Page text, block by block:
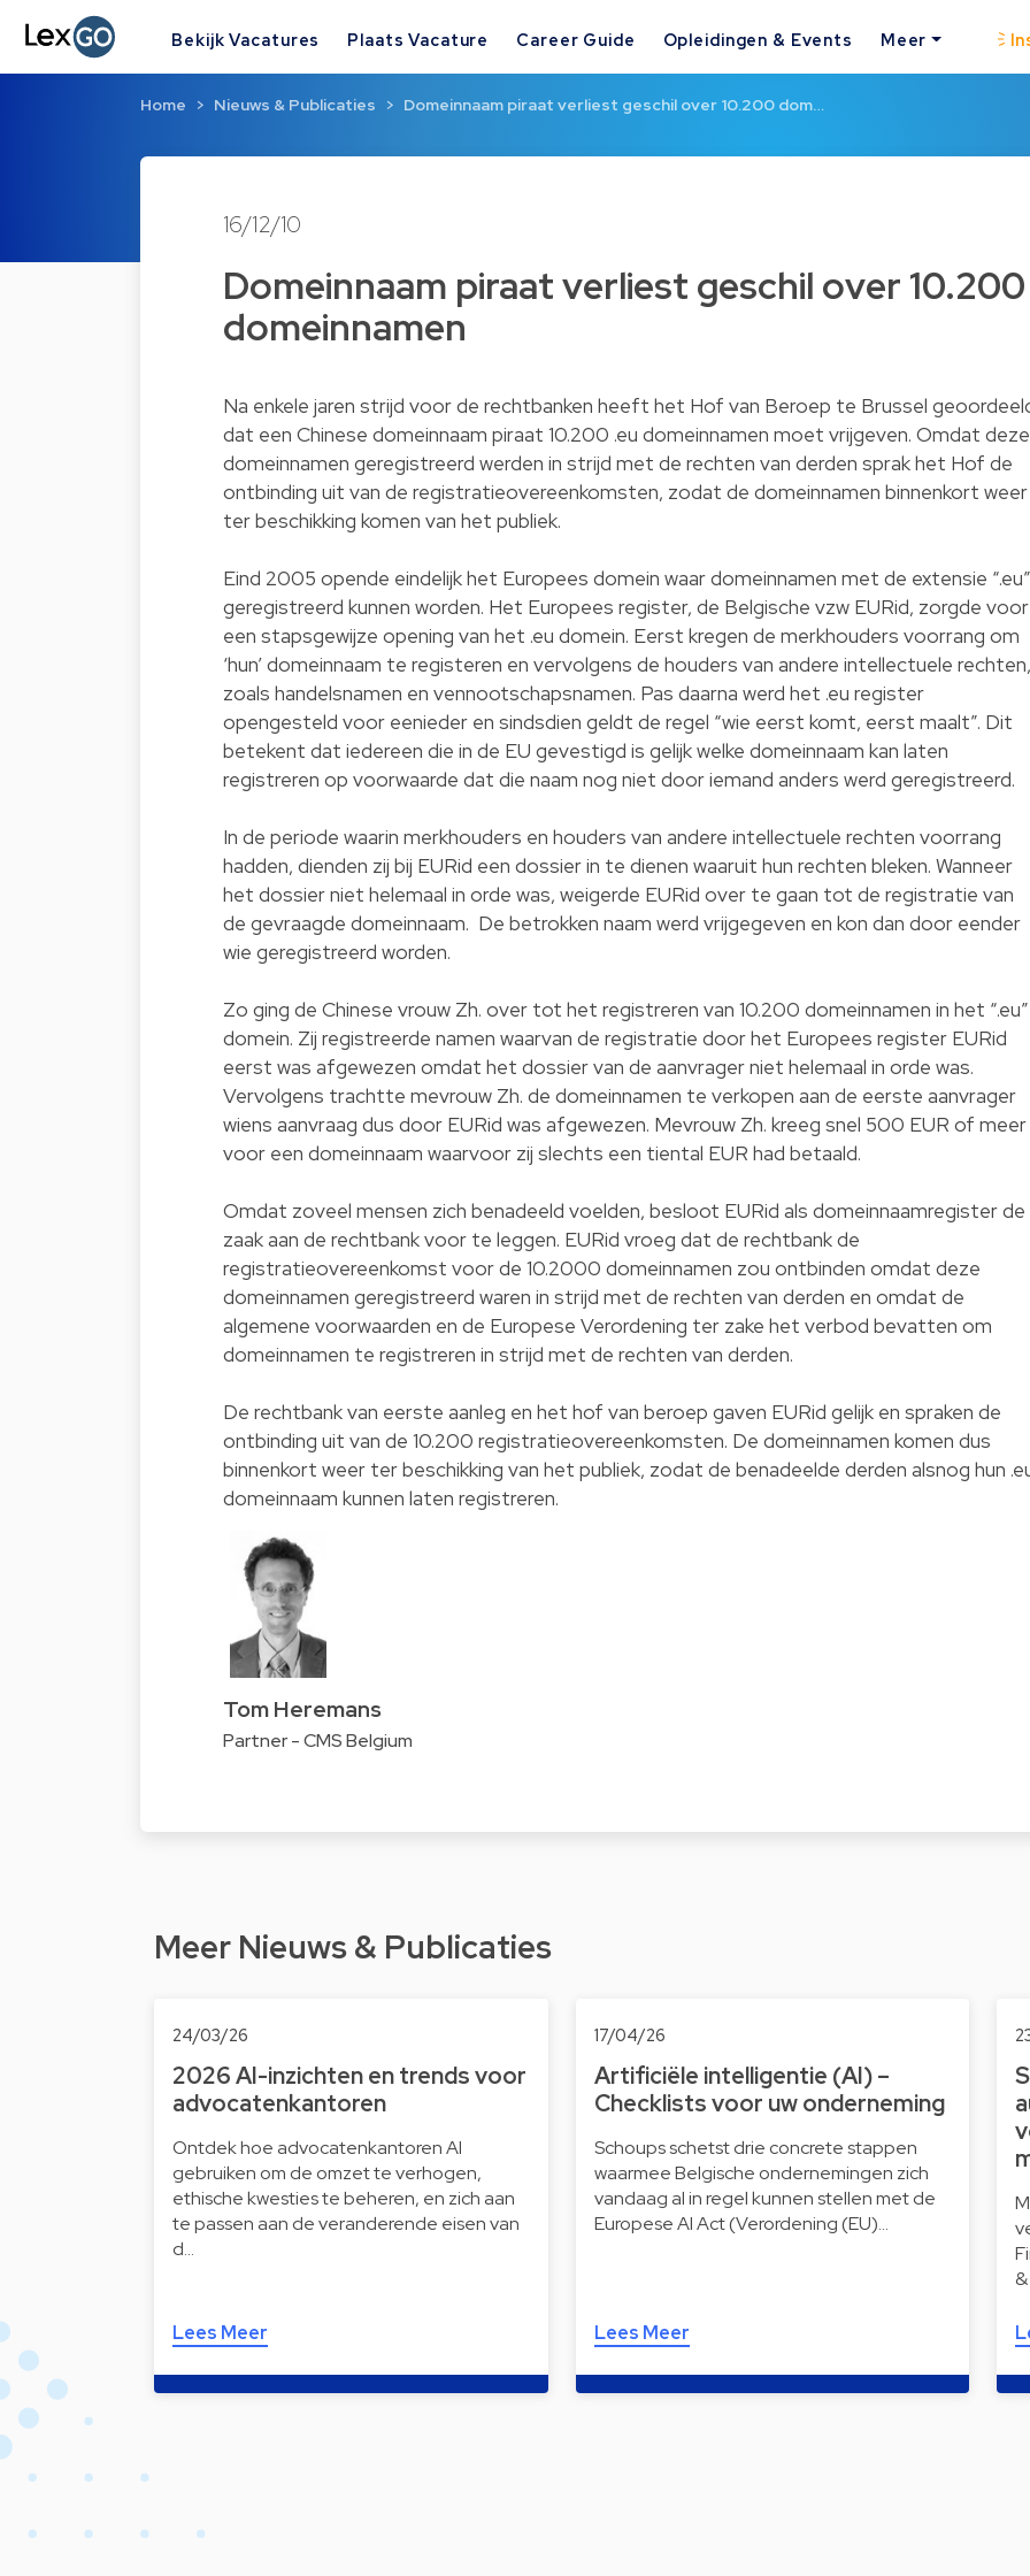
Bekijk Vacatures Plaats Vacature Career Guide Opleidingen & Events Meer
Home Nieuws & Publicaties Domeinnaam piraat verliest geschil over 10.200 dom…
16/12/10
Domeinnaam piraat verliest geschil over 10.200
domeinnamen
Na enkele jaren strijd voor de rechtbanken heeft het Hof van Beroep te Brussel
dat een Chinese domeinnaam piraat 10.200 .eu domeinnamen moet vrijgeven. Omdat deze
domeinnamen geregistreerd werden in strijd met de rechten van derden sprak het Hof de
ontbinding uit van de registratieovereenkomsten, zodat de domeinnamen binnenkort weer
ter beschikking komen van het publiek.
Eind 2005 opende eindelijk het Europees domein waar domeinnamen met de extensie “.eu”
geregistreerd kunnen worden. Het Europees register, de Belgische vzw EURid, zorgde voor
een stapsgewijze opening van het .eu domein. Eerst kregen de merkhouders voorrang om
‘hun’ domeinnaam te registeren en vervolgens de houders van andere intellectuele rechten,
zoals handelsnamen en vennootschapsnamen. Pas daarna werd het .eu register
opengesteld voor eenieder en sindsdien geldt de regel “wie eerst komt, eerst maalt”. Dit
betekent dat iedereen die in de EU gevestigd is gelijk welke domeinnaam kan laten
registreren op voorwaarde dat die naam nog niet door iemand anders werd geregistreerd.
In de periode waarin merkhouders en houders van andere intellectuele rechten voorrang
hadden, dienden zij bij EURid een dossier in te dienen waaruit hun rechten bleken. Wanneer
het dossier niet helemaal in orde was, weigerde EURid over te gaan tot de registratie van
de gevraagde domeinnaam. De betrokken naam werd vrijgegeven en kon dan door eender
wie geregistreerd worden.
Zo ging de Chinese vrouw Zh. over tot het registreren van 10.200 domeinnamen in het “.eu”
domein. Zij registreerde namen waarvan de registratie door het Europees register EURid
eerst was afgewezen omdat het dossier van de aanvrager niet helemaal in orde was.
Vervolgens trachtte mevrouw Zh. de domeinnamen te verkopen aan de eerste aanvrager
wiens aanvraag dus door EURid was afgewezen. Mevrouw Zh. kreeg snel 500 EUR of meer
voor een domeinnaam waarvoor zij slechts een tiental EUR had betaald.
Omdat zoveel mensen zich benadeeld voelden, besloot EURid als domeinnaamregister de
zaak aan de rechtbank voor te leggen. EURid vroeg dat de rechtbank de
registratieovereenkomst voor de 10.2000 domeinnamen zou ontbinden omdat deze
domeinnamen geregistreerd waren in strijd met de rechten van derden en omdat de
algemene voorwaarden en de Europese Verordening ter zake het verbod bevatten om
domeinnamen te registreren in strijd met de rechten van derden.
De rechtbank van eerste aanleg en het hof van beroep gaven EURid gelijk en spraken de
ontbinding uit van de 10.200 registratieovereenkomsten. De domeinnamen komen dus
binnenkort weer ter beschikking van het publiek, zodat de benadeelde derden alsnog hun
domeinnaam kunnen laten registreren.
Tom Heremans
Partner - CMS Belgium
Meer Nieuws & Publicaties
24/03/26
2026 AI-inzichten en trends voor
advocatenkantoren
Ontdek hoe advocatenkantoren AI
gebruiken om de omzet te verhogen,
ethische kwesties te beheren, en zich aan
te passen aan de veranderende eisen van
d…
Lees Meer
17/04/26
Artificiële intelligentie (AI) –
Checklists voor uw onderneming
Schoups schetst drie concrete stappen
waarmee Belgische ondernemingen zich
vandaag al in regel kunnen stellen met de
Europese AI Act (Verordening (EU)…
Lees Meer